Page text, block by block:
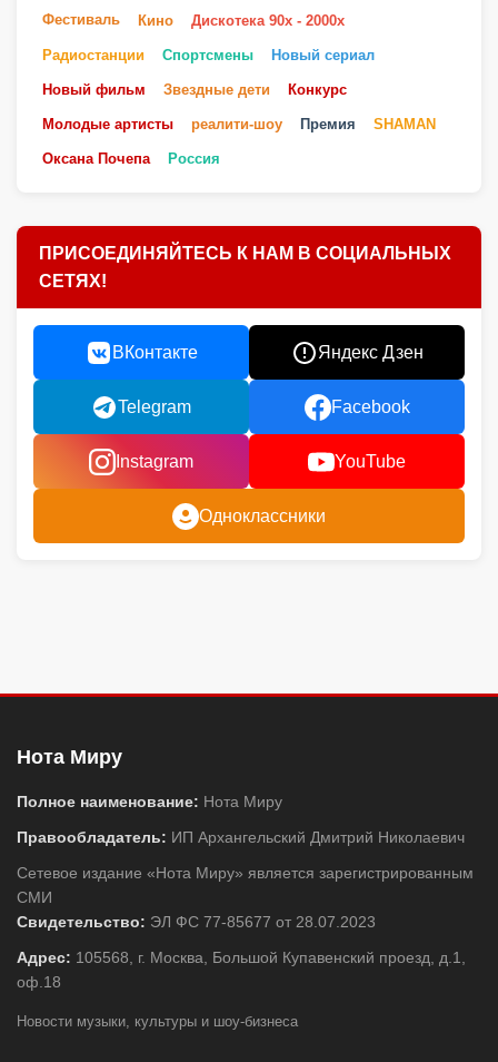
Фестиваль Кино Дискотека 90х - 2000х
Радиостанции Спортсмены Новый сериал
Новый фильм Звездные дети Конкурс
Молодые артисты реалити-шоу Премия SHAMAN
Оксана Почепа Россия
ПРИСОЕДИНЯЙТЕСЬ К НАМ В СОЦИАЛЬНЫХ
СЕТЯХ!
ВКонтакте Яндекс Дзен
Telegram Facebook
Instagram YouTube
Одноклассники
Нота Миру
Полное наименование: Нота Миру
Правообладатель: ИП Архангельский Дмитрий Николаевич
Сетевое издание «Нота Миру» является зарегистрированным
СМИ
Свидетельство: ЭЛ ФС 77-85677 от 28.07.2023
Адрес: 105568, г. Москва, Большой Купавенский проезд, д.1,
оф.18
Новости музыки, культуры и шоу-бизнеса